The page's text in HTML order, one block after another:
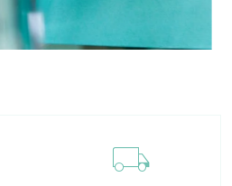
local_shipping